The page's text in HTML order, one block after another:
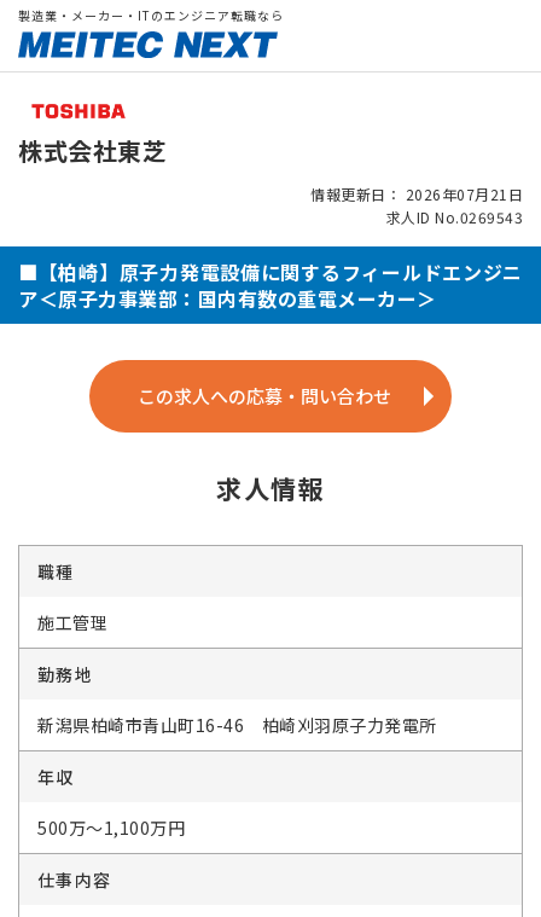
製造業・メーカー・ITのエンジニア転職なら
株式会社東芝
情報更新日： 2026年07月21日
求人ID No.0269543
■【柏崎】原子力発電設備に関するフィールドエンジニ
ア＜原子力事業部：国内有数の重電メーカー＞
この求人への応募・問い合わせ
求人情報
職種
施工管理
勤務地
新潟県柏崎市青山町16-46 柏崎刈羽原子力発電所
年収
500万～1,100万円
仕事内容